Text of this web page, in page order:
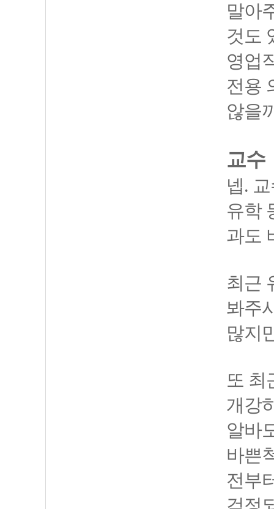
말아
것도
영업
전용
않을
교수
넵.
유학
과도
최근
봐주
많지
또 최
개강
알바
바쁜
전부